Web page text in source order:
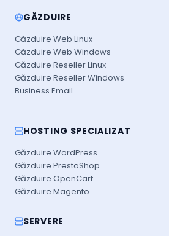
GĂZDUIRE
Găzduire Web Linux
Găzduire Web Windows
Găzduire Reseller Linux
Găzduire Reseller Windows
Business Email
HOSTING SPECIALIZAT
Găzduire WordPress
Găzduire PrestaShop
Găzduire OpenCart
Găzduire Magento
SERVERE